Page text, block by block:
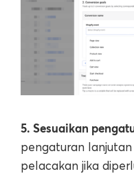
5. Sesuaikan
pengaturan
pelacakan jika